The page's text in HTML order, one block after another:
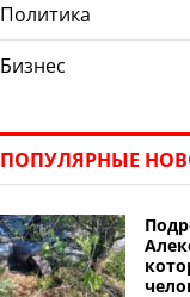
Политика
Бизнес
ПОПУЛЯРНЫЕ